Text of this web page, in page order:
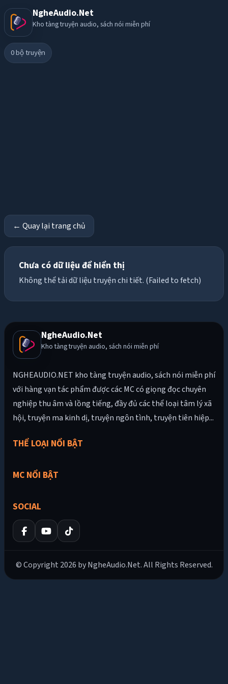
NgheAudio.Net
Kho tàng truyện audio, sách nói miễn phí
0bộ truyện
← Quay lại trang chủ
Chưa có dữ liệu để hiển thị
Không thể tải dữ liệu truyện chi tiết. (Failed to fetch)
NgheAudio.Net
Kho tàng truyện audio, sách nói miễn phí
NGHEAUDIO.NET kho tàng truyện audio, sách nói miễn phí
với hàng vạn tác phẩm được các MC có giọng đọc chuyên
nghiệp thu âm và lồng tiếng, đầy đủ các thể loại tâm lý xã
hội, truyện ma kinh dị, truyện ngôn tình, truyện tiên hiệp...
THỂ LOẠI NỔI BẬT
MC NỔI BẬT
SOCIAL
© Copyright 2026 by NgheAudio.Net. All Rights Reserved.